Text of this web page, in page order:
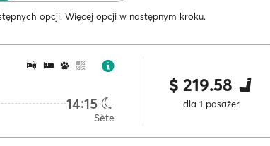
opcji. Więcej opcji w następnym kroku.
14:15
Sète
$ 219.58
dla 1 pasażer